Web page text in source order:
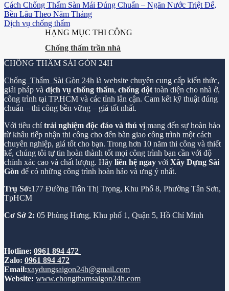
Cách Chống Thấm Sàn Mái Đúng Chuẩn – Ngăn Nước Triệt Để,
Bền Lâu Theo Năm Tháng
Dịch vụ chống thấm
HẠNG MỤC THI CÔNG
Chống thấm trần nhà
CHỐNG THẤM SÀI GÒN 24H
Chống Thấm Sài Gòn 24h là website chuyên cung cấp kiến thức,
giải pháp và dịch vụ chống thấm, chống dột toàn diện cho nhà ở,
công trình tại TP.HCM và các tỉnh lân cận. Cam kết kỹ thuật đúng
chuẩn – thi công bền vững – giá tốt nhất.
Với tiêu chítrải nghiệm độc đáo và thú vị mang đến sự hoàn hảo
từ khâu tiếp nhận thi công cho đến bàn giao công trình một cách
chuyên nghiệp, giá tốt cho bạn. Trong hơn 10 năm thi công và thiết
kế, chúng tôi tự tin hoàn thành tốt mọi công trình bạn cần với độ
chính xác cao và chất lượng. Hãy liên hệ ngay với Xây Dựng Sài
Gòn để có những công trình hoàn hảo và ưng ý nhất.
Trụ Sở:177 Đường Trần Thị Trọng, Khu Phố 8, Phường Tân Sơn,
TpHCM
Cơ Sở 2: 05 Phùng Hưng, Khu phố 1, Quận 5, Hồ Chí Minh
Hotline: 0961 894 472
Zalo: 0961 894 472
Email:xaydungsaigon24h@gmail.com
Website: www.chongthamsaigon24h.com